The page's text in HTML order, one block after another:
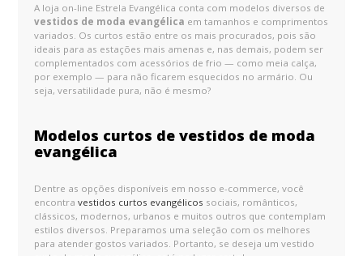
A loja on-line Estrela Evangélica conta com modelos diversos de
vestidos de moda evangélica em tamanhos e comprimentos
variados. Os curtos estão entre os mais procurados, pois são
ideais para as estações mais amenas e, nas demais, podem ser
complementados com acessórios de frio — como meia calça,
por exemplo — para não ficarem esquecidos no armário. Ou
seja, versatilidade pura, não é mesmo?
Modelos curtos de vestidos de moda
evangélica
Dentre as opções disponíveis em nosso e-commerce, você
encontravestidos curtos evangélicos sociais, românticos,
clássicos, modernos, urbanos e muitos outros que contemplam
estilos diversos. Preparamos uma seleção com os melhores
para atender gostos variados. Portanto, se deseja um vestido